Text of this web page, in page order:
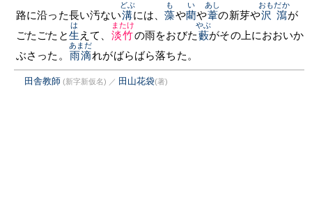
路に沿った長い汚ない溝
どぶ
には、藻
も
や藺
い
や葦
あし
の新芽や沢瀉
おもだか
が
ごたごたと生
は
えて、 淡竹
またけ
の雨をおびた藪
やぶ
がその上におおいか
ぶさった。 雨滴
あまだ
れがばらばら落ちた。
田舎教師 (新字新仮名) ／ 田山花袋(著)